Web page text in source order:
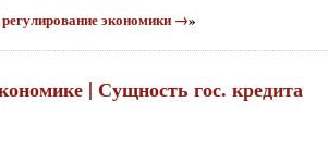
экономики →»
| Сущность гос. кредита